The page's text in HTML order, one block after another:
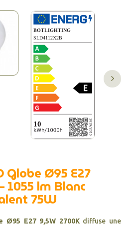
Globe Ø95 E27
1055 lm Blanc
75W
Ø95 E27 9,5W 2700Kdiffuse une